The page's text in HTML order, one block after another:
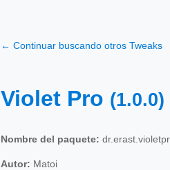
← Continuar buscando otros Tweaks
Violet Pro (1.0.0)
Nombre del paquete:
Autor: Matoi